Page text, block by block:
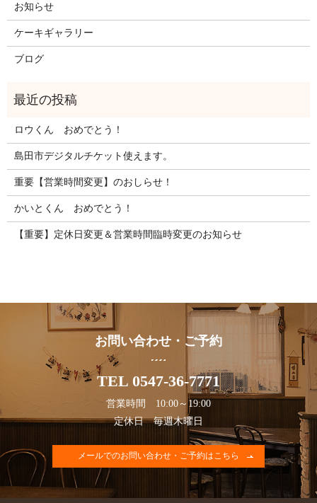
お知らせ
ケーキギャラリー
ブログ
ロウくん おめでとう！
島田市デジタルチケット使えます。
重要【営業時間変更】のおしらせ！
かいとくん おめでとう！
【重要】定休日変更＆営業時間臨時変更のお知らせ
お問い合わせ・ご予約
TEL 0547-36-7771
営業時間 10:00～19:00
定休日 毎週木曜日
メールでのお問い合わせ・ご予約はこちら